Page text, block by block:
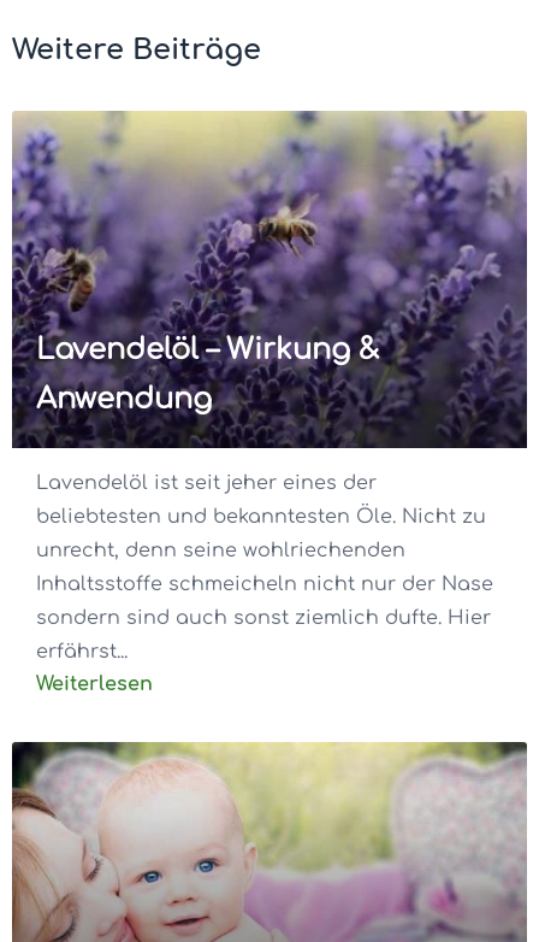
Weitere Beiträge
Lavendelöl – Wirkung &
Anwendung
Lavendelöl ist seit jeher eines der
beliebtesten und bekanntesten Öle. Nicht zu
unrecht, denn seine wohlriechenden
Inhaltsstoffe schmeicheln nicht nur der Nase
sondern sind auch sonst ziemlich dufte. Hier
erfährst...
Weiterlesen